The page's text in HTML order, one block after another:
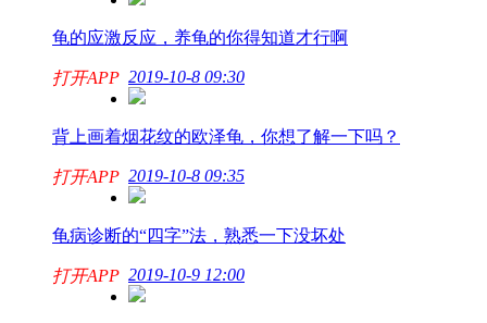
龟的应激反应，养龟的你得知道才行啊
2019-10-8 09:30
打开APP
背上画着烟花纹的欧泽龟，你想了解一下吗？
2019-10-8 09:35
打开APP
龟病诊断的“四字”法，熟悉一下没坏处
2019-10-9 12:00
打开APP